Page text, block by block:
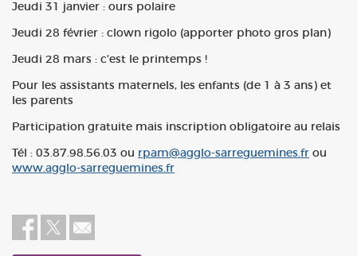
Jeudi 31 janvier : ours polaire
Jeudi 28 février : clown rigolo (apporter photo gros plan)
Jeudi 28 mars : c'est le printemps !
Pour les assistants maternels, les enfants (de 1 à 3 ans) et
les parents
Participation gratuite mais inscription obligatoire au relais
Tél : 03.87.98.56.03 ou rpam@agglo-sarreguemines.fr ou
www.agglo-sarreguemines.fr